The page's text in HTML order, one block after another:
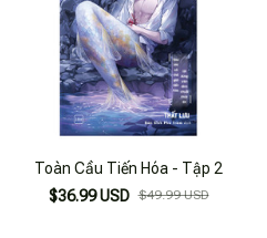
Toàn Cầu Tiến Hóa - Tập 2
$36.99 USD $49.99 USD